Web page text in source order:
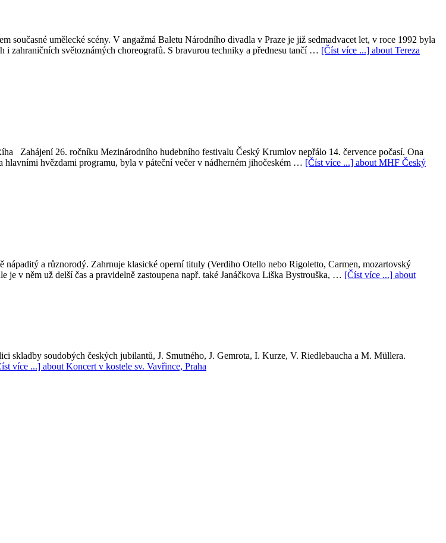
současné umělecké scény. V angažmá Baletu Národního divadla v Praze je již sedmadvacet let, v roce 1992 byla
i zahraničních světoznámých choreografů. S bravurou techniky a přednesu tančí … [Číst více ...] about Tereza
Zahájení 26. ročníku Mezinárodního hudebního festivalu Český Krumlov nepřálo 14. července počasí. Ona
hlavními hvězdami programu, byla v páteční večer v nádherném jihočeském … [Číst více ...] about MHF Český
a různorodý. Zahrnuje klasické operní tituly (Verdiho Otello nebo Rigoletto, Carmen, mozartovský
je v něm už delší čas a pravidelně zastoupena např. také Janáčkova Liška Bystrouška, … [Číst více ...] about
skladby soudobých českých jubilantů, J. Smutného, J. Gemrota, I. Kurze, V. Riedlebaucha a M. Müllera.
více ...] about Koncert v kostele sv. Vavřince, Praha